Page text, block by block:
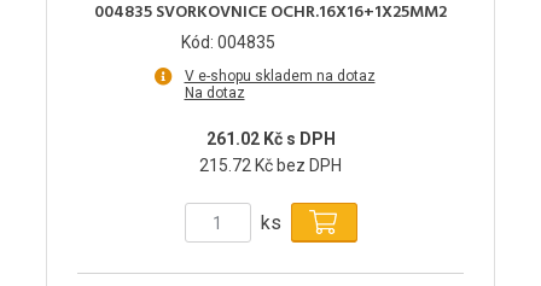
004835 SVORKOVNICE OCHR.16X16+1X25MM2
Kód: 004835
V e-shopu skladem na dotaz
Na dotaz
261.02 Kč s DPH
215.72 Kč bez DPH
ks